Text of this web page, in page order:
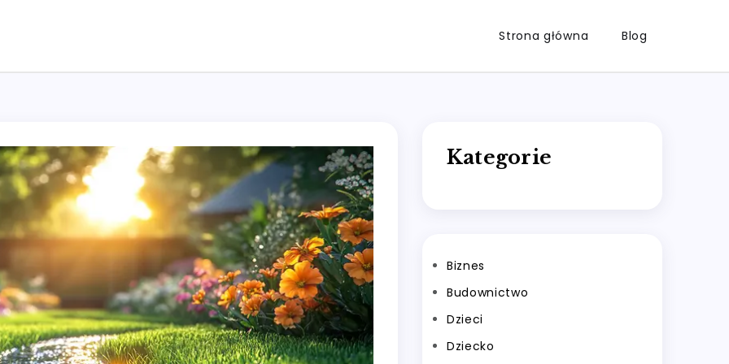
Strona główna Blog
Kategorie
Biznes
Budownictwo
Dzieci
Dziecko